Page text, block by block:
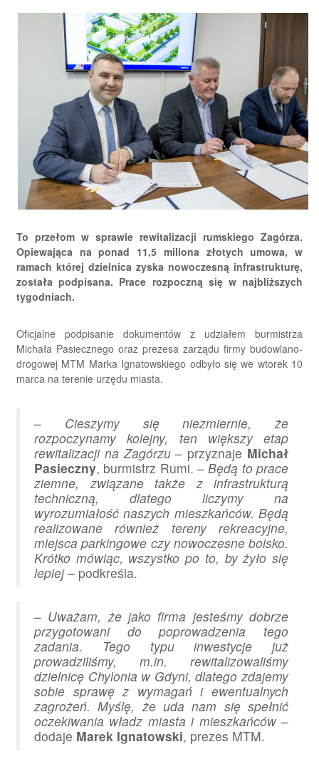
To przełom w sprawie rewitalizacji rumskiego Zagórza.
Opiewająca na ponad 11,5 miliona złotych umowa, w
ramach której dzielnica zyska nowoczesną infrastrukturę,
została podpisana. Prace rozpoczną się w najbliższych
tygodniach.
Oficjalne podpisanie dokumentów z udziałem burmistrza
Michała Pasiecznego oraz prezesa zarządu firmy budowlano-
drogowej MTM Marka Ignatowskiego odbyło się we wtorek 10
marca na terenie urzędu miasta.
– Cieszymy się niezmiernie, że
rozpoczynamy kolejny, ten większy etap
rewitalizacji na Zagórzu– przyznaje Michał
Pasieczny, burmistrz Rumi. –Będą to prace
ziemne, związane także z infrastrukturą
techniczną, dlatego liczymy na
wyrozumiałość naszych mieszkańców. Będą
realizowane również tereny rekreacyjne,
miejsca parkingowe czy nowoczesne boisko.
Krótko mówiąc, wszystko po to, by żyło się
lepiej– podkreśla.
– Uważam, że jako firma jesteśmy dobrze
przygotowani do poprowadzenia tego
zadania. Tego typu inwestycje już
prowadziliśmy, m.in. rewitalizowaliśmy
dzielnicę Chylonia w Gdyni, dlatego zdajemy
sobie sprawę z wymagań i ewentualnych
zagrożeń. Myślę, że uda nam się spełnić
oczekiwania władz miasta i mieszkańców–
dodaje Marek Ignatowski, prezes MTM.